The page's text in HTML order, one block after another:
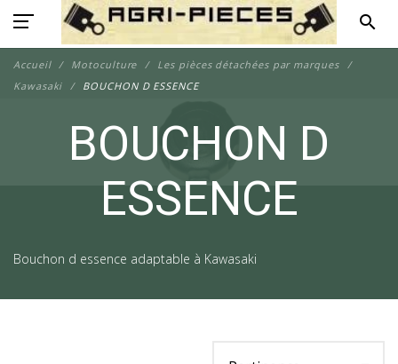
search
Accueil Motoculture
Les pièces détachées par marques
Kawasaki
BOUCHON D ESSENCE
BOUCHON D
ESSENCE
Bouchon d essence adaptable à Kawasaki